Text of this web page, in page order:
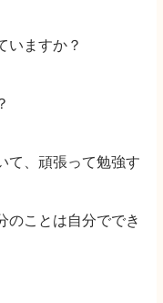
いますか？
て、頑張って勉強す
のことは自分ででき